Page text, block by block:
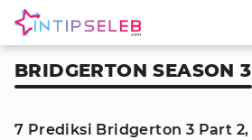
BRIDGERTON SEASON 3
7 Prediksi Bridgerton 3 Part 2,